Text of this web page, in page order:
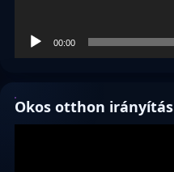
00:00
Okos otthon irányítás